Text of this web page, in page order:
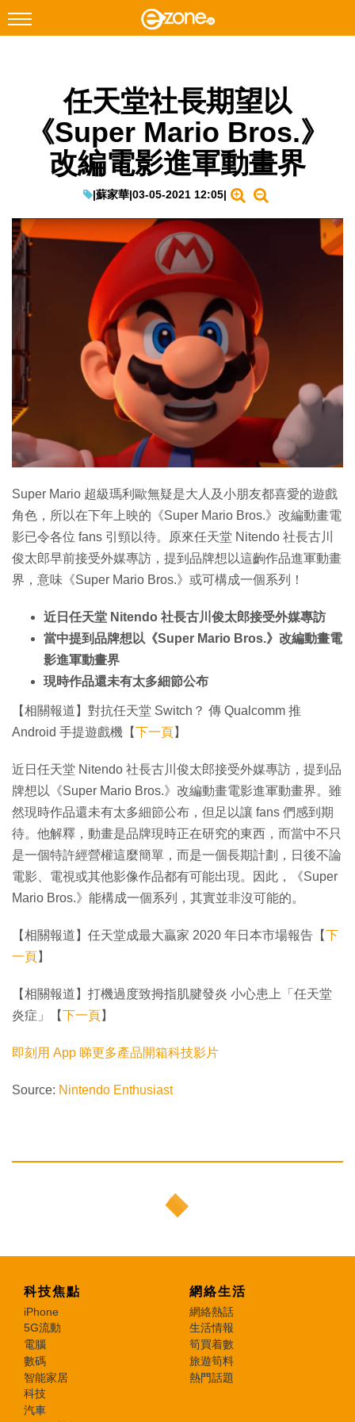
Facebook Instagram
科技焦點
網絡生活
教學評測
EduTech
生成式AI與雲端應用
Enterprise Digital Transformation
特集
任天堂社長期望以
《Super Mario Bros.》
改編電影進軍動畫界
|蘇家華|03-05-2021 12:05|
Super Mario 超級瑪利歐無疑是大人及小朋友都喜愛的遊戲
角色，所以在下年上映的《Super Mario Bros.》改編動畫電
影已令各位 fans 引頸以待。原來任天堂 Nitendo 社長古川
俊太郎早前接受外媒專訪，提到品牌想以這齣作品進軍動畫
界，意味《Super Mario Bros.》或可構成一個系列！
近日任天堂 Nitendo 社長古川俊太郎接受外媒專訪
當中提到品牌想以《Super Mario Bros.》改編動畫電
影進軍動畫界
現時作品還未有太多細節公布
【相關報道】對抗任天堂 Switch？ 傳 Qualcomm 推
Android 手提遊戲機【下一頁】
近日任天堂 Nitendo 社長古川俊太郎接受外媒專訪，提到品
牌想以《Super Mario Bros.》改編動畫電影進軍動畫界。雖
然現時作品還未有太多細節公布，但足以讓 fans 們感到期
待。他解釋，動畫是品牌現時正在研究的東西，而當中不只
是一個特許經營權這麼簡單，而是一個長期計劃，日後不論
電影、電視或其他影像作品都有可能出現。因此，《Super
Mario Bros.》能構成一個系列，其實並非沒可能的。
【相關報道】任天堂成最大贏家 2020 年日本市場報告【下
一頁】
【相關報道】打機過度致拇指肌腱發炎 小心患上「任天堂
炎症」【下一頁】
即刻用 App 睇更多產品開箱科技影片
Source: Nintendo Enthusiast
科技焦點
iPhone
5G流動
電腦
數碼
智能家居
科技
汽車
網絡生活
網絡熱話
生活情報
筍買着數
旅遊筍料
熱門話題